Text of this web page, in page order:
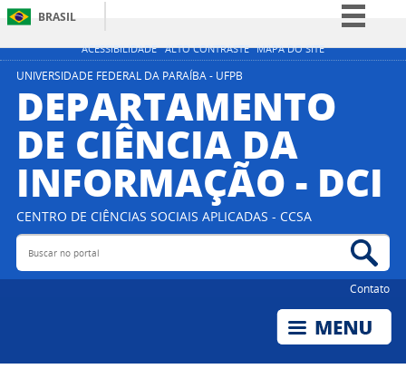
ACESSIBILIDADE ALTO CONTRASTE MAPA DO SITE
BRASIL
Simplifique!
Participe
Acesso à informação
Legislação
Canais
UNIVERSIDADE FEDERAL DA PARAÍBA - UFPB
DEPARTAMENTO
DE CIÊNCIA DA
INFORMAÇÃO - DCI
CENTRO DE CIÊNCIAS SOCIAIS APLICADAS - CCSA
Buscar no portal
Contato